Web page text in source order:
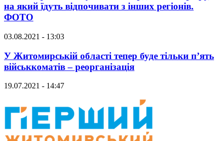
на який їдуть відпочивати з інших регіонів.
ФОТО
03.08.2021 - 13:03
У Житомирській області тепер буде тільки п’ять
військкоматів – реорганізація
19.07.2021 - 14:47